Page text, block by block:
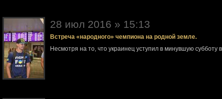
28 июл 2016 » 15:13
Встреча «народного» чемпиона на родной земле.
Несмотря на то, что украинец уступил в минувшую субботу